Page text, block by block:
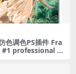
色调色PS插件 Fra
#1 professional 1.